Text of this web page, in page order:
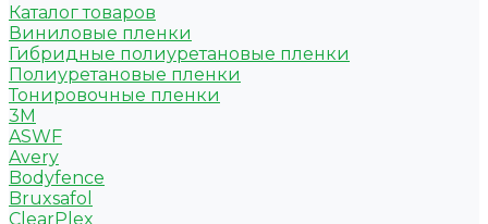
Каталог товаров
Виниловые пленки
Гибридные полиуретановые пленки
Полиуретановые пленки
Тонировочные пленки
3M
ASWF
Avery
Bodyfence
Bruxsafol
ClearPlex